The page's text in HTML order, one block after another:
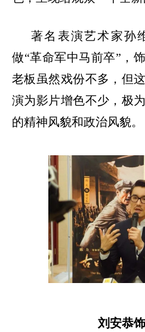
著名表演艺术家孙
做“革命军中马前卒”，
老板虽然戏份不多，但
演为影片增色不少，极
的精神风貌和政治风貌。
刘安恭